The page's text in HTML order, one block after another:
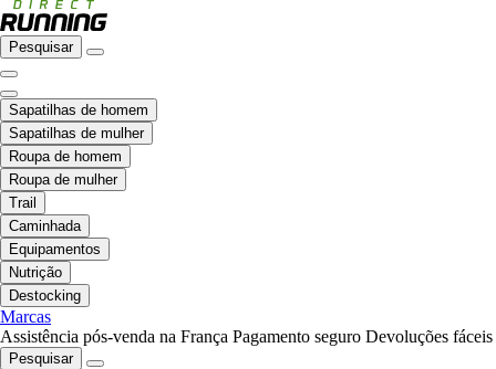
Pesquisar
Sapatilhas de homem
Sapatilhas de mulher
Roupa de homem
Roupa de mulher
Trail
Caminhada
Equipamentos
Nutrição
Destocking
Marcas
Assistência pós-venda na França Pagamento seguro Devoluções fáceis
Pesquisar